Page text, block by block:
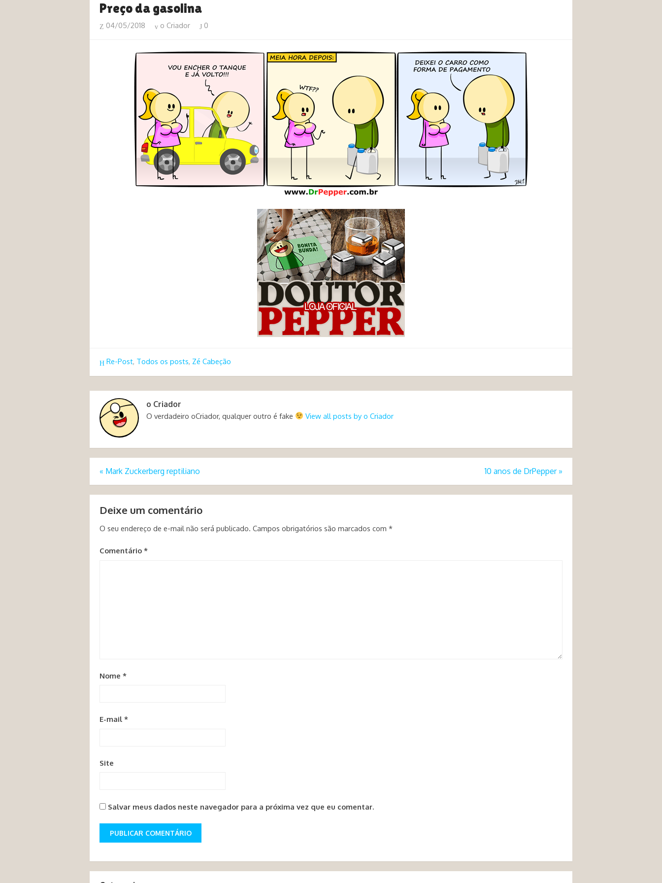
Preço da gasolina
04/05/2018 o Criador 0
Re-Post, Todos os posts, Zé Cabeção
o Criador
O verdadeiro oCriador, qualquer outro é fake View all posts by o Criador
« Mark Zuckerberg reptiliano 10 anos de DrPepper »
Deixe um comentário
O seu endereço de e-mail não será publicado. Campos obrigatórios são marcados com *
Comentário *
Nome *
E-mail *
Site
Salvar meus dados neste navegador para a próxima vez que eu comentar.